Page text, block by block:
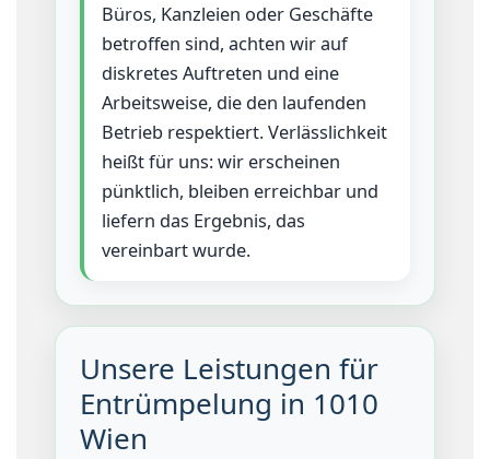
Büros, Kanzleien oder Geschäfte
betroffen sind, achten wir auf
diskretes Auftreten und eine
Arbeitsweise, die den laufenden
Betrieb respektiert. Verlässlichkeit
heißt für uns: wir erscheinen
pünktlich, bleiben erreichbar und
liefern das Ergebnis, das
vereinbart wurde.
Unsere Leistungen für
Entrümpelung in 1010
Wien